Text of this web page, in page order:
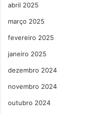
abril 2025
março 2025
fevereiro 2025
janeiro 2025
dezembro 2024
novembro 2024
outubro 2024